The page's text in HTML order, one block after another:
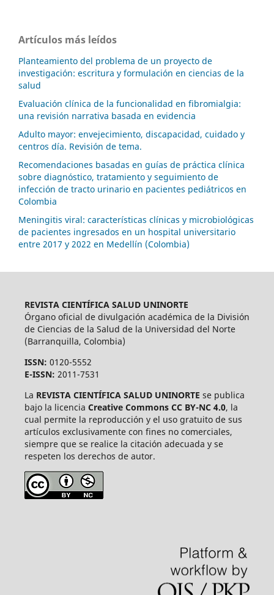
Artículos más leídos
Planteamiento del problema de un proyecto de
investigación: escritura y formulación en ciencias de la
salud
Evaluación clínica de la funcionalidad en fibromialgia:
una revisión narrativa basada en evidencia
Adulto mayor: envejecimiento, discapacidad, cuidado y
centros día. Revisión de tema.
Recomendaciones basadas en guías de práctica clínica
sobre diagnóstico, tratamiento y seguimiento de
infección de tracto urinario en pacientes pediátricos en
Colombia
Meningitis viral: características clínicas y microbiológicas
de pacientes ingresados en un hospital universitario
entre 2017 y 2022 en Medellín (Colombia)
REVISTA CIENTÍFICA SALUD UNINORTE
Órgano oficial de divulgación académica de la División
de Ciencias de la Salud de la Universidad del Norte
(Barranquilla, Colombia)
ISSN: 0120-5552
E-ISSN: 2011-7531
La REVISTA CIENTÍFICA SALUD UNINORTE se publica
bajo la licencia Creative Commons CC BY-NC 4.0, la
cual permite la reproducción y el uso gratuito de sus
artículos exclusivamente con fines no comerciales,
siempre que se realice la citación adecuada y se
respeten los derechos de autor.